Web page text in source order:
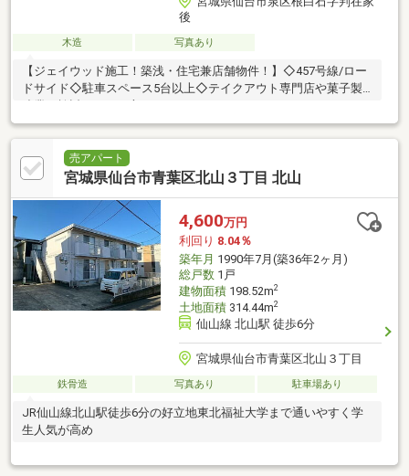
後
木造 写真あり
【ジェイウッド施工！築浅・住宅兼店舗物件！】◇457号線/ロー
ドサイド◇駐車スペース5台以上◇テイクアウト専門店や菓子製
造業を検討している方にもオススメ♪
売アパート
宮城県仙台市青葉区北山３丁目 北山
4,600万円
利回り 8.04％
築年月 1990年7月(築36年2ヶ月)
総戸数1戸
建物面積198.52m2
土地面積314.44m2
仙山線 北山駅 徒歩6分
宮城県仙台市青葉区北山３丁目
鉄骨造 写真あり 駐車場あり
JR仙山線北山駅徒歩6分の好立地東北福祉大学まで通いやすく学
生人気が高め